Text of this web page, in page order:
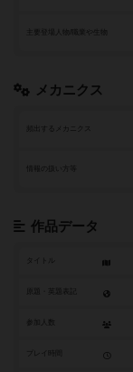
メカニクス
頻出するメカニクス
作品データ
タイトル
参加人数